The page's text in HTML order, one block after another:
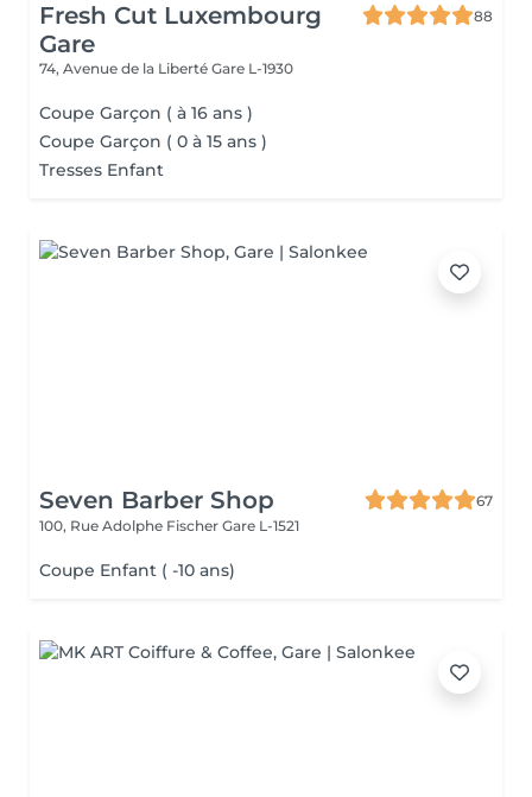
Fresh Cut Luxembourg
Gare
88
74, Avenue de la Liberté Gare L-1930
Coupe Garçon ( à 16 ans )
Coupe Garçon ( 0 à 15 ans )
Tresses Enfant
Seven Barber Shop
67
100, Rue Adolphe Fischer Gare L-1521
Coupe Enfant ( -10 ans)